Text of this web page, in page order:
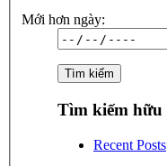
Mới hơn ngày:
Tìm kiếm hữu
Recent Posts